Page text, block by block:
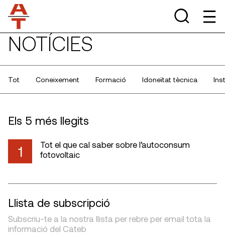
NOTÍCIES
Tot Coneixement Formació Idoneïtat tècnica
Els 5 més llegits
1
Tot el que cal saber sobre l’autoconsum
fotovoltaic
Llista de subscripció
Subscriu-te a la nostra llista per rebre per email tota la
informació del Cateb